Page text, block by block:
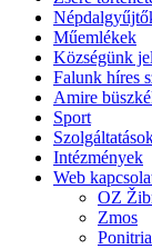
Műemlékek
Községünk
Falunk híres
Amire
Sport
Intézmények
Web
OZ
Zmos